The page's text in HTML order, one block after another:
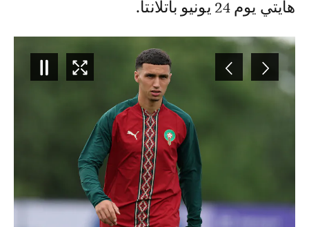
هايتي يوم 24 يونيو بأتلانتا.